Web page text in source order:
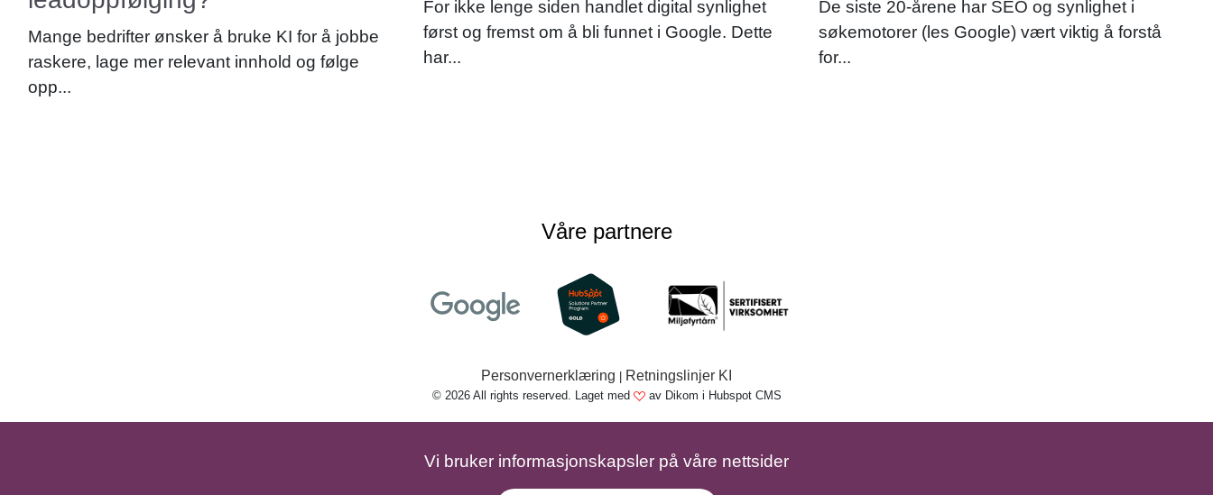
Mange bedrifter ønsker å bruke KI for å jobbe
raskere, lage mer relevant innhold og følge
opp...
For ikke lenge siden handlet digital synlighet
først og fremst om å bli funnet i Google. Dette
har...
De siste 20-årene har SEO og synlighet i
søkemotorer (les Google) vært viktig å forstå
for...
Våre partnere
Personvernerklæring Retningslinjer KI
© 2026 All rights reserved. Laget med av Dikom i Hubspot CMS
Vi bruker informasjonskapsler på våre nettsider